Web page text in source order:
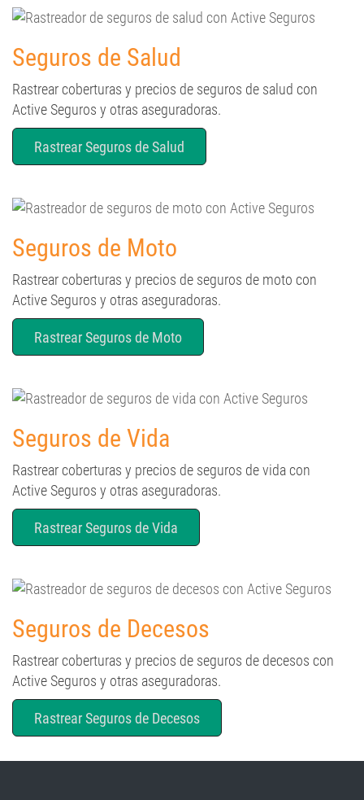
Seguros de Salud
Rastrear coberturas y precios de seguros de salud con
Active Seguros y otras aseguradoras.
Rastrear Seguros de Salud
Seguros de Moto
Rastrear coberturas y precios de seguros de moto con
Active Seguros y otras aseguradoras.
Rastrear Seguros de Moto
Seguros de Vida
Rastrear coberturas y precios de seguros de vida con
Active Seguros y otras aseguradoras.
Rastrear Seguros de Vida
Seguros de Decesos
Rastrear coberturas y precios de seguros de decesos con
Active Seguros y otras aseguradoras.
Rastrear Seguros de Decesos